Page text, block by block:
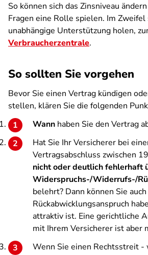
So können sich das Zinsniveau
Fragen eine Rolle spielen. Im
unabhängige Unterstützung holen,
Verbraucherzentrale.
So sollten Sie vorgehen
Bevor Sie einen Vertrag kündigen
stellen, klären Sie die folgenden
Wann haben Sie den Vertrag
Hat Sie Ihr Versicherer bei
Vertragsabschluss zwischen
nicht oder deutlich fehlerhaft
Widerspruchs-/Widerrufs-/
belehrt? Dann können Sie
Rückabwicklungsanspruch
attraktiv ist. Eine gerichtliche
mit Ihrem Versicherer ist aber
Wenn Sie einen Rechtsstreit -